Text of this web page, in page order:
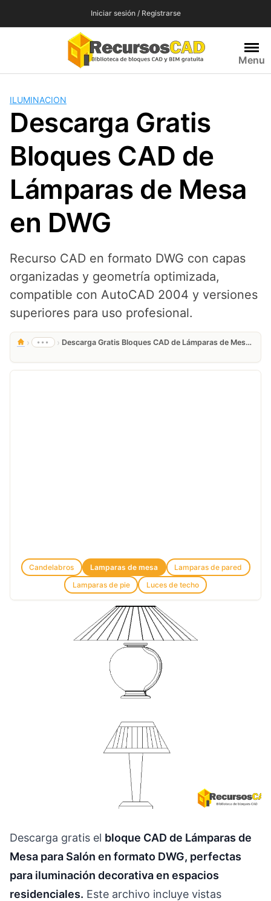
Iniciar sesión / Registrarse
Menu
ILUMINACION
Descarga Gratis
Bloques CAD de
Lámparas de Mesa
en DWG
Recurso CAD en formato DWG con capas
organizadas y geometría optimizada,
compatible con AutoCAD 2004 y versiones
superiores para uso profesional.
› ••• › Descarga Gratis Bloques CAD de Lámparas de Mesa en DWG
Candelabros Lamparas de mesa
Lamparas de pared
Lamparas de pie
Luces de techo
Descarga gratis el bloque CAD de Lámparas de
Mesa para Salón en formato DWG, perfectas
para iluminación decorativa en espacios
residenciales. Este archivo incluye vistas